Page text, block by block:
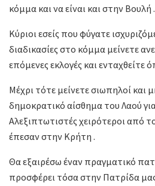
κόμμα και να είναι και στην Βουλή .
Κύριοι εσείς που φύγατε
διαδικασίες στο κόμμα μείνετε
επόμενες εκλογές και ενταχθείτε
Μέχρι τότε μείνετε σιωπηλοί και
δημοκρατικό αίσθημα του Λαού
Αλεξιπτωτιστές χειρότεροι από
έπεσαν στην Κρήτη .
Θα εξαιρέσω έναν πραγματικό
προσφέρει τόσα στην Πατρίδα